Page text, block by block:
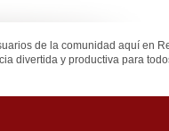
de la comunidad aquí en
divertida y productiva para